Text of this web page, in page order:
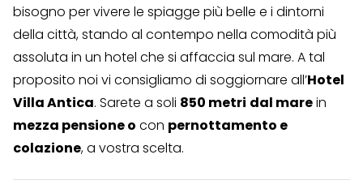
bisogno per vivere le spiagge più belle e i dintorni
della città, stando al contempo nella comodità più
assoluta in un hotel che si affaccia sul mare. A tal
proposito noi vi consigliamo di soggiornare all’Hotel
Villa Antica. Sarete a soli 850 metri dal marein
mezza pensione o con pernottamento e
colazione, a vostra scelta.